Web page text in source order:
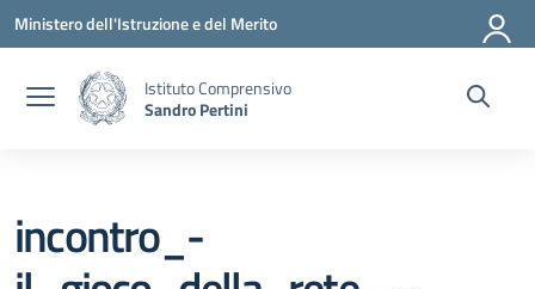
Vai ai contenuti
Vai al menu di navigazione
Vai al footer
Ministero dell'Istruzione e del Merito
Istituto Comprensivo
Sandro Pertini
incontro_-